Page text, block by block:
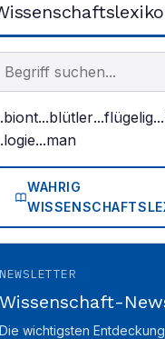
Begriff im Lexikon suchen
...blütler...flügelig
...man
WAHRIG
NEWSLETTER
Wissenschaft-
Die wichtigsten